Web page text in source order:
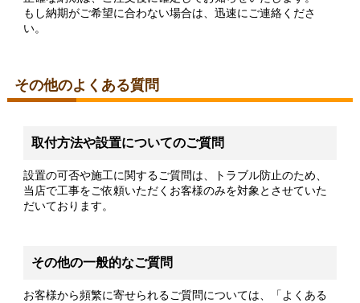
もし納期がご希望に合わない場合は、迅速にご連絡くださ
い。
その他のよくある質問
取付方法や設置についてのご質問
設置の可否や施工に関するご質問は、トラブル防止のため、
当店で工事をご依頼いただくお客様のみを対象とさせていた
だいております。
その他の一般的なご質問
お客様から頻繁に寄せられるご質問については、「よくある